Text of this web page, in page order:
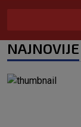
NAJNOVIJE